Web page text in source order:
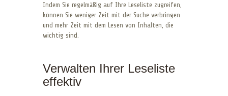
Indem Sie regelmäßig auf Ihre Leseliste zugreifen,
können Sie weniger Zeit mit der Suche verbringen
und mehr Zeit mit dem Lesen von Inhalten, die
wichtig sind.
Verwalten Ihrer Leseliste
effektiv